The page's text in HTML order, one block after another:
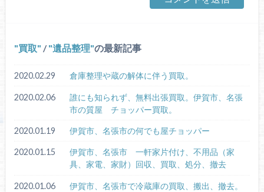
買取 / 遺品整理 の最新記事
2020.02.29 倉庫整理や蔵の解体に伴う買取。
2020.02.06
誰にも知られず、無料出張買取。伊賀市、名張
市の質屋 チョッパー買取。
2020.01.19 伊賀市、名張市の何でも屋チョッパー
2020.01.15
伊賀市、名張市 一軒家片付け、不用品（家
具、家電、家財）回収、買取、処分、撤去
2020.01.06
伊賀市、名張市で冷蔵庫の買取、搬出、撤去。